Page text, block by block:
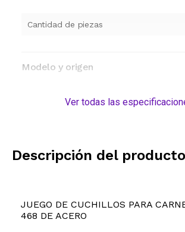
Cantidad de piezas
Modelo y origen
Ver todas las
Descripción del producto
JUEGO DE CUCHILLOS PARA
468 DE ACERO